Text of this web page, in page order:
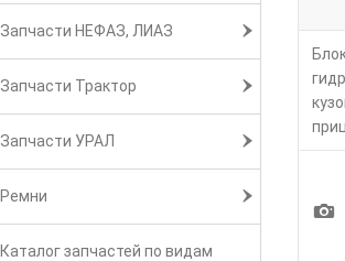
Запчасти НЕФАЗ, ЛИАЗ
Запчасти Трактор
Запчасти УРАЛ
Ремни
Каталог запчастей по видам
1